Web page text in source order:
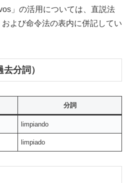
」の活用については、直説法
よび命令法の表内に併記してい
分詞）
分詞
limpiando
limpiado